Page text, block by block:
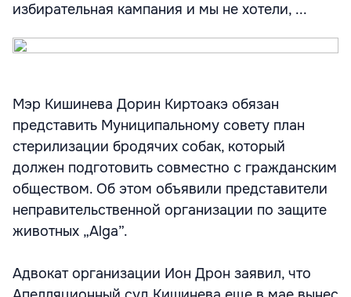
избирательная кампания и мы не хотели, ...
Мэр Кишинева Дорин Киртоакэ обязан
представить Муниципальному совету план
стерилизации бродячих собак, который
должен подготовить совместно с гражданским
обществом. Об этом объявили представители
неправительственной организации по защите
животных „Alga”.
Адвокат организации Ион Дрон заявил, что